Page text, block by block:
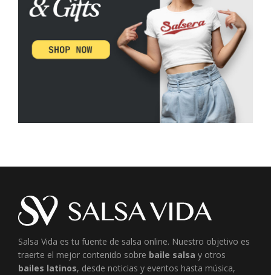
Salsa Vida es tu fuente de salsa online. Nuestro objetivo es
traerte el mejor contenido sobre baile salsa y otros
bailes latinos, desde noticias y eventos hasta música,